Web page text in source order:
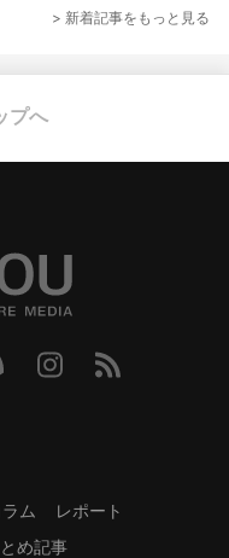
> 新着記事をもっと見る
プへ
ム
レポート
め記事